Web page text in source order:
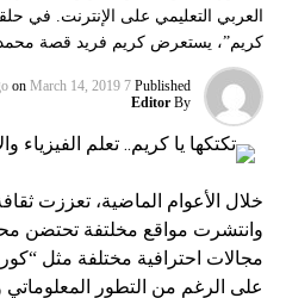
العربي التعليمي على الإنترنت. في
كريم”، يستعرض كريم فريد قصة
Published
7 years ago
on March 14, 2019
By
Editor
خلال الأعوام الماضية، تعززت
وانتشرت مواقع مخلتفة تحتضن
مجالات احترافية مختلفة مثل
على الرغم من التطور المعلوماتي